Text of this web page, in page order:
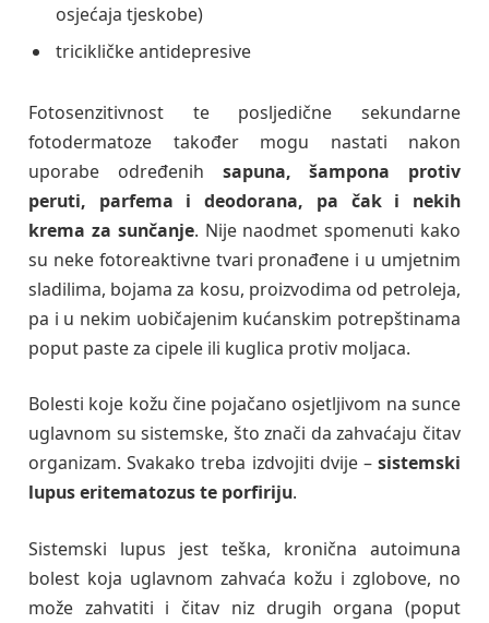
osjećaja tjeskobe)
tricikličke antidepresive
Fotosenzitivnost te posljedične sekundarne
fotodermatoze također mogu nastati nakon
uporabe određenih sapuna, šampona protiv
peruti, parfema i deodorana, pa čak i nekih
krema za sunčanje. Nije naodmet spomenuti kako
su neke fotoreaktivne tvari pronađene i u umjetnim
sladilima, bojama za kosu, proizvodima od petroleja,
pa i u nekim uobičajenim kućanskim potrepštinama
poput paste za cipele ili kuglica protiv moljaca.
Bolesti koje kožu čine pojačano osjetljivom na sunce
uglavnom su sistemske, što znači da zahvaćaju čitav
organizam. Svakako treba izdvojiti dvije – sistemski
lupus eritematozus te porfiriju.
Sistemski lupus jest teška, kronična autoimuna
bolest koja uglavnom zahvaća kožu i zglobove, no
može zahvatiti i čitav niz drugih organa (poput